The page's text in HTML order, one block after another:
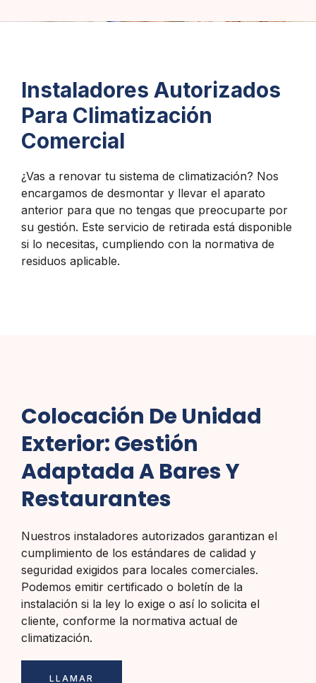
Instaladores Autorizados
Para Climatización
Comercial
¿Vas a renovar tu sistema de climatización? Nos
encargamos de desmontar y llevar el aparato
anterior para que no tengas que preocuparte por
su gestión. Este servicio de retirada está disponible
si lo necesitas, cumpliendo con la normativa de
residuos aplicable.
Colocación De Unidad
Exterior: Gestión
Adaptada A Bares Y
Restaurantes
Nuestros instaladores autorizados garantizan el
cumplimiento de los estándares de calidad y
seguridad exigidos para locales comerciales.
Podemos emitir certificado o boletín de la
instalación si la ley lo exige o así lo solicita el
cliente, conforme la normativa actual de
climatización.
LLAMAR